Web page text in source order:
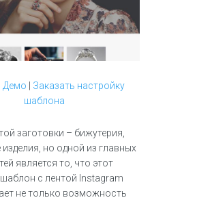
Демо
Заказать настройку
шаблона
заготовки – бижутерия,
но одной из главных
является то, что этот
c лентой Instagram
не только возможность